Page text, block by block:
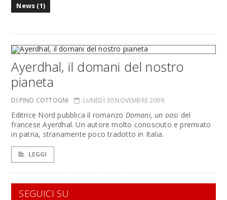
News (1)
Ayerdhal, il domani del nostro
pianeta
DI PINO COTTOGNI LUNEDÌ 30 NOVEMBRE 2009
Editrice Nord pubblica il romanzo Domani, un oasi del
francese Ayerdhal. Un autore molto conosciuto e premiato
in patria, stranamente poco tradotto in Italia.
LEGGI
SEGUICI SU